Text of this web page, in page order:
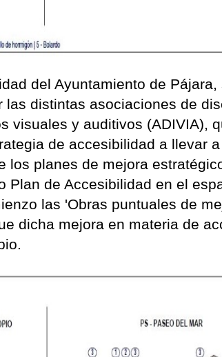
del Ayuntamiento de
distintas asociaciones de
visuales y auditivos (ADIVIA),
de accesibilidad a llevar
los planes de mejora
Plan de Accesibilidad en el
las 'Obras puntuales de
dicha mejora en materia de